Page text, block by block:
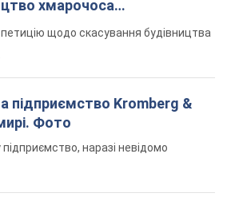
українського посла
дроном: що сталося
серпня
т.